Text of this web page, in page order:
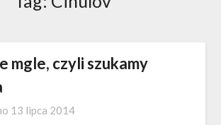
mgle, czyli szukamy
13 lipca 2014